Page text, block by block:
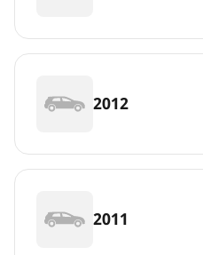
2012
2011